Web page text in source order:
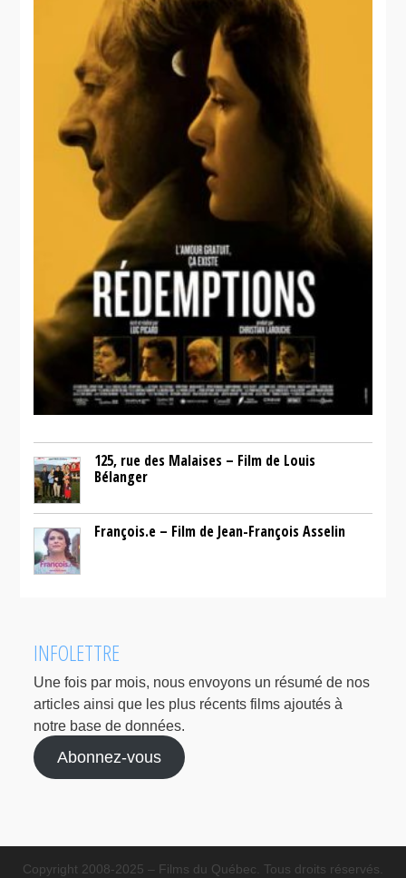
125, rue des Malaises – Film de Louis
Bélanger
François.e – Film de Jean-François Asselin
INFOLETTRE
Une fois par mois, nous envoyons un résumé de nos
articles ainsi que les plus récents films ajoutés à
notre base de données.
Abonnez-vous
Copyright 2008-2025 – Films du Québec. Tous droits réservés.